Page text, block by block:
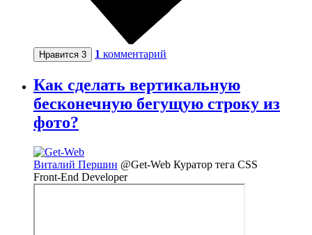
Нравится 3 1 комментарий
Как сделать вертикальную
бесконечную бегущую строку из
фото?
Виталий Першин @Get-Web Куратор тега CSS
Front-End Developer